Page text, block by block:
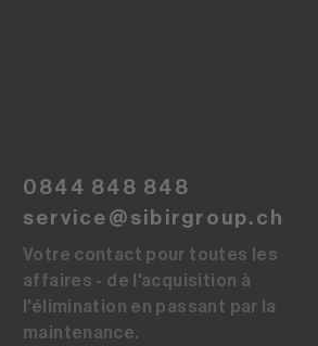
0844 848 848
service@sibirgroup.ch
Votre contact pour toutes les
affaires - de l'acquisition à
l'élimination en passant par la
maintenance.